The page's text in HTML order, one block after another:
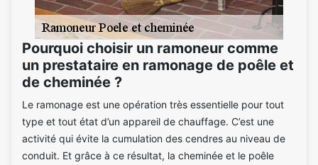
Pourquoi choisir un ramoneur comme
un prestataire en ramonage de poêle et
de cheminée ?
Le ramonage est une opération très essentielle pour tout
type et tout état d’un appareil de chauffage. C’est une
activité qui évite la cumulation des cendres au niveau de
conduit. Et grâce à ce résultat, la cheminée et le poêle